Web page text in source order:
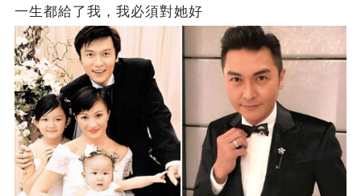
一生都給了我，我必須對她好